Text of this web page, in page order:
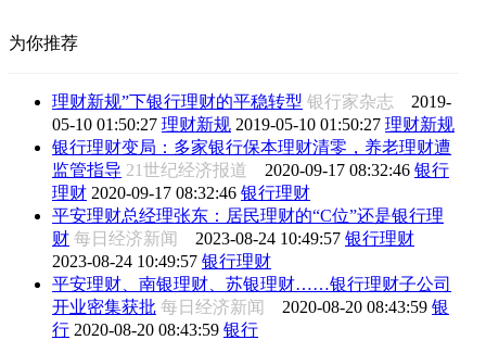
为你推荐
理财新规”下银行理财的平稳转型 银行家杂志 2019-
05-10 01:50:27 理财新规 2019-05-10 01:50:27 理财新规
银行理财变局：多家银行保本理财清零，养老理财遭
监管指导 21世纪经济报道 2020-09-17 08:32:46 银行
理财 2020-09-17 08:32:46 银行理财
平安理财总经理张东：居民理财的“C位”还是银行理
财 每日经济新闻 2023-08-24 10:49:57 银行理财
2023-08-24 10:49:57 银行理财
平安理财、南银理财、苏银理财……银行理财子公司
开业密集获批 每日经济新闻 2020-08-20 08:43:59 银
行 2020-08-20 08:43:59 银行